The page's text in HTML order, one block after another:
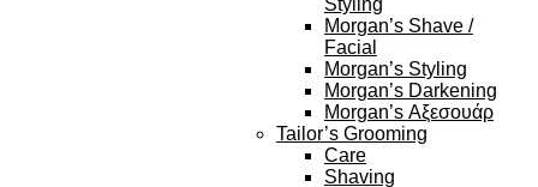
Styling
Morgan’s Shave /
Facial
Morgan’s Styling
Morgan’s Darkening
Morgan’s Αξεσουάρ
Tailor’s Grooming
Care
Shaving